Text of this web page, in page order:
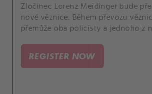
Zločinec Lorenz Meidinger bude
nové věznice. Během převozu
přemůže oba policisty a jednoho z
REGISTER NOW